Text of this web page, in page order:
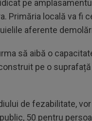
pe
Primăria locală va fi
aferente
să aibă o
pe o
de fezabilitate,
50 pentru